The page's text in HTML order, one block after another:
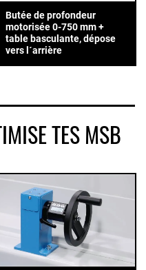
Butée de profondeur
motorisée 0-750 mm +
table basculante, dépose
vers l´arrière
TES MSB